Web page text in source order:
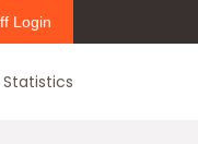
Login
Statistics